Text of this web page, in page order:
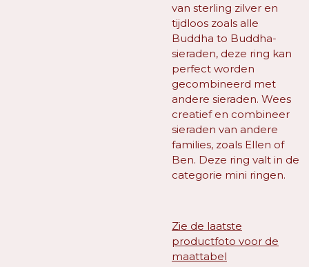
van sterling zilver en
tijdloos zoals alle
Buddha to Buddha-
sieraden, deze ring kan
perfect worden
gecombineerd met
andere sieraden. Wees
creatief en combineer
sieraden van andere
families, zoals Ellen of
Ben. Deze ring valt in de
categorie mini ringen.
Zie de laatste
productfoto voor de
maattabel